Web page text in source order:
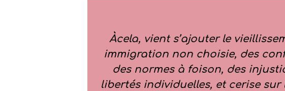
Àcela, vient s’ajouter le
immigration non choisie, des
des normes à foison, des
libertés individuelles, et cerise